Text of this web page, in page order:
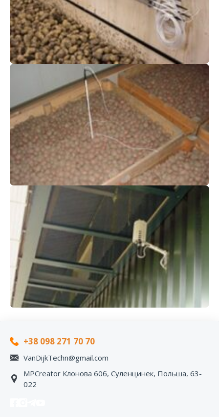
+38 098 271 70 70
VanDijkTechn@gmail.com
MPCreator Клонова 60б, Суленцинек, Польша, 63-
022